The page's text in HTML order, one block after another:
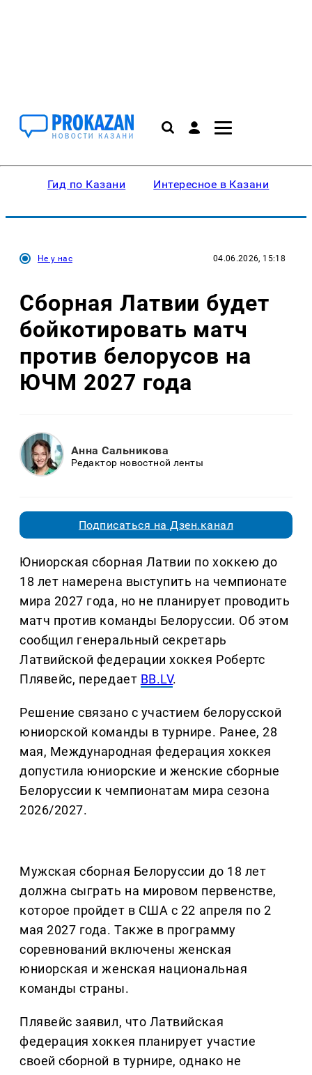
Гид по Казани Интересное в Казани
Не у нас 04.06.2026, 15:18
Сборная Латвии будет
бойкотировать матч
против белорусов на
ЮЧМ 2027 года
Анна Сальникова
Редактор новостной ленты
Подписаться на Дзен.канал
Юниорская сборная Латвии по хоккею до
18 лет намерена выступить на чемпионате
мира 2027 года, но не планирует проводить
матч против команды Белоруссии. Об этом
сообщил генеральный секретарь
Латвийской федерации хоккея Робертс
Плявейс, передает BB.LV.
Решение связано с участием белорусской
юниорской команды в турнире. Ранее, 28
мая, Международная федерация хоккея
допустила юниорские и женские сборные
Белоруссии к чемпионатам мира сезона
2026/2027.
Мужская сборная Белоруссии до 18 лет
должна сыграть на мировом первенстве,
которое пройдет в США с 22 апреля по 2
мая 2027 года. Также в программу
соревнований включены женская
юниорская и женская национальная
команды страны.
Плявейс заявил, что Латвийская
федерация хоккея планирует участие
своей сборной в турнире, однако не